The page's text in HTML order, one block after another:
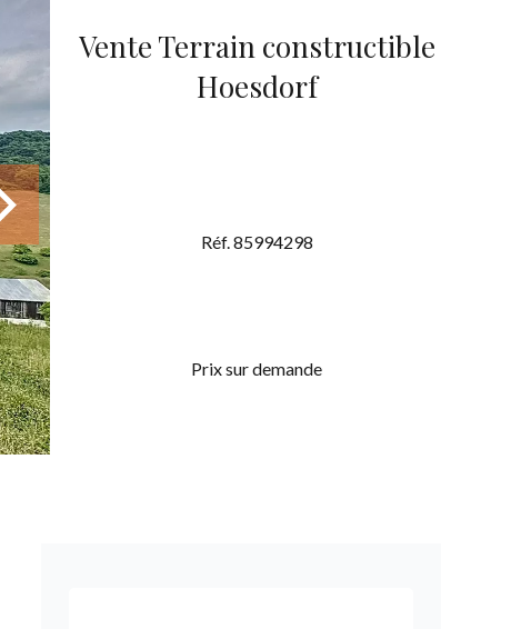
Vente Terrain constructible
Hoesdorf
Réf. 85994298
Prix sur demande